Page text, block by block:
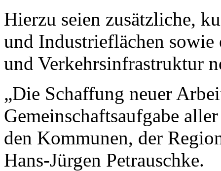
Hierzu seien zusätzliche,
und Industrieflächen
und Verkehrsinfrastruktur
„Die Schaffung neuer
Gemeinschaftsaufgabe
den Kommunen, der
Hans-Jürgen Petrauschke.